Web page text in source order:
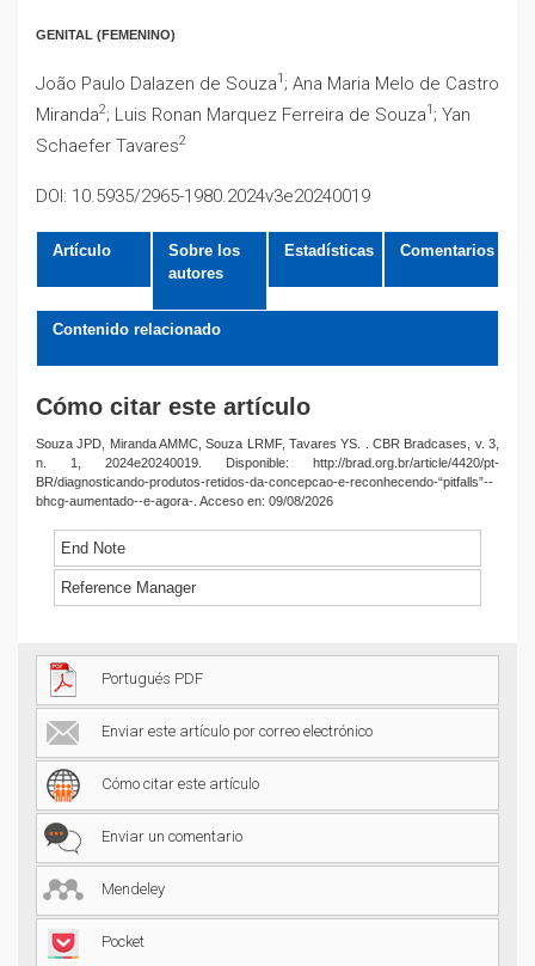
GENITAL (FEMENINO)
João Paulo Dalazen de Souza1 ; Ana Maria Melo de Castro
Miranda2; Luis Ronan Marquez Ferreira de Souza1 ; Yan
Schaefer Tavares2
DOI: 10.5935/2965-1980.2024v3e20240019
Artículo
Sobre los
autores
Estadísticas Comentarios
Contenido relacionado
Cómo citar este artículo
Souza JPD, Miranda AMMC, Souza LRMF, Tavares YS. . CBR Bradcases, v. 3,
n. 1, 2024e20240019. Disponible: http://brad.org.br/article/4420/pt-
BR/diagnosticando-produtos-retidos-da-concepcao-e-reconhecendo-“pitfalls”--
bhcg-aumentado--e-agora-. Acceso en: 09/08/2026
End Note
Reference Manager
Portugués PDF
Enviar este artículo por correo electrónico
Cómo citar este artículo
Enviar un comentario
Mendeley
Pocket